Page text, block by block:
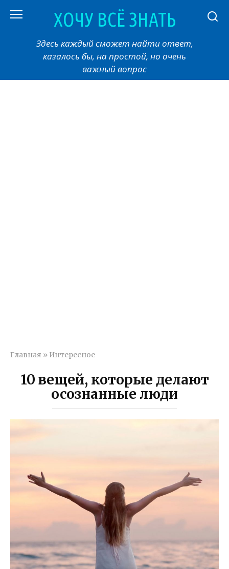
ХОЧУ ВСЁ ЗНАТЬ
Здесь каждый сможет найти ответ,
казалось бы, на простой, но очень
важный вопрос
Главная » Интересное
10 вещей, которые делают
осознанные люди